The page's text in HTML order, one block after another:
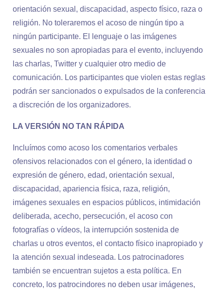
orientación sexual, discapacidad, aspecto físico, raza o
religión. No toleraremos el acoso de ningún tipo a
ningún participante. El lenguaje o las imágenes
sexuales no son apropiadas para el evento, incluyendo
las charlas, Twitter y cualquier otro medio de
comunicación. Los participantes que violen estas reglas
podrán ser sancionados o expulsados de la conferencia
a discreción de los organizadores.
LA VERSIÓN NO TAN RÁPIDA
Incluímos como acoso los comentarios verbales
ofensivos relacionados con el género, la identidad o
expresión de género, edad, orientación sexual,
discapacidad, apariencia física, raza, religión,
imágenes sexuales en espacios públicos, intimidación
deliberada, acecho, persecución, el acoso con
fotografías o vídeos, la interrupción sostenida de
charlas u otros eventos, el contacto físico inapropiado y
la atención sexual indeseada. Los patrocinadores
también se encuentran sujetos a esta política. En
concreto, los patrocindores no deben usar imágenes,